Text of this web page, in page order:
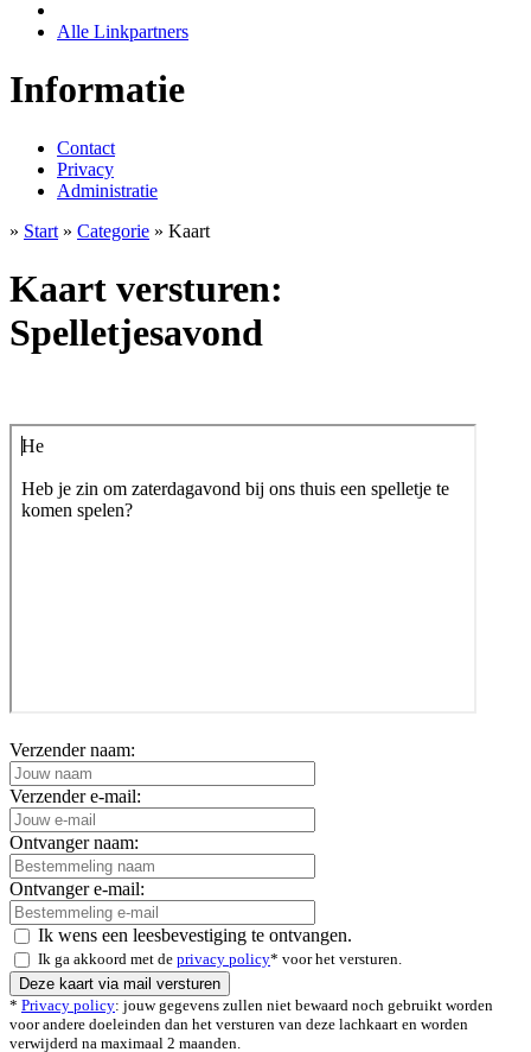
Alle Linkpartners
Informatie
Contact
Privacy
Administratie
» Start » Categorie » Kaart
Kaart versturen:
Spelletjesavond
Verzender naam:
Verzender e-mail:
Ontvanger naam:
Ontvanger e-mail:
Ik wens een leesbevestiging te ontvangen.
Ik ga akkoord met de privacy policy* voor het versturen.
* Privacy policy: jouw gegevens zullen niet bewaard noch gebruikt worden
voor andere doeleinden dan het versturen van deze lachkaart en worden
verwijderd na maximaal 2 maanden.